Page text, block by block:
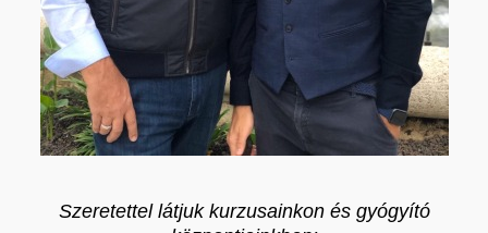
Szeretettel látjuk kurzusainkon és gyógyító